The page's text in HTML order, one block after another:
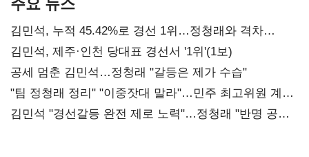
김민석, 누적 45.42%로 경선 1위…정청래와 격차
0.86%p(2보)
김민석, 제주·인천 당대표 경선서 '1위'(1보)
공세 멈춘 김민석…정청래 "갈등은 제가 수습"
"팀 정청래 정리" "이중잣대 말라"…민주 최고위원 계파
다툼 격화
김민석 "경선갈등 완전 제로 노력"…정청래 "반명 공세